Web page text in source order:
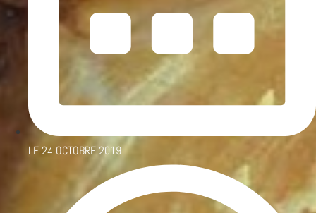
LE24 OCTOBRE 2019